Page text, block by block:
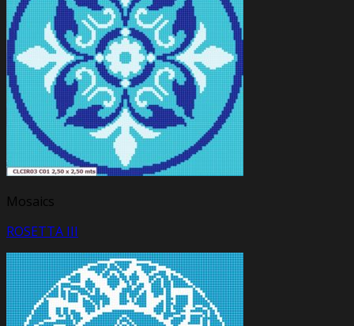
Mosaics
ROSETTA III